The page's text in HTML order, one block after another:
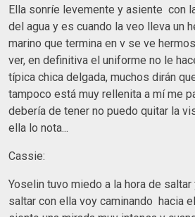
Ella sonríe levemente y asiente con
del agua y es cuando la veo lleva un
marino que termina en v se ve
ver, en definitiva el uniforme no le
típica chica delgada, muchos dirán
tampoco está muy rellenita a mí me
debería de tener no puedo quitar la
ella lo nota...
Cassie:
Yoselin tuvo miedo a la hora de
saltar con ella voy caminando hacia